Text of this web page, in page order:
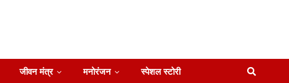
जीवन मंत्र मनोरंजन स्पेशल स्टोरी